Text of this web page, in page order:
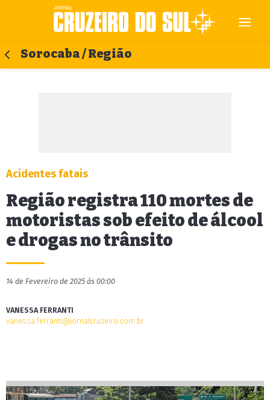
Sorocaba / Região
Acidentes fatais
Região registra 110 mortes de
motoristas sob efeito de álcool
e drogas no trânsito
14 de Fevereiro de 2025 às 00:00
VANESSA FERRANTI
vanessa.ferranti@jornalcruzeiro.com.br